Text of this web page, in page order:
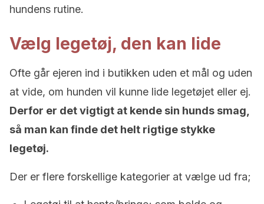
hundens rutine.
Vælg legetøj, den kan lide
Ofte går ejeren ind i butikken uden et mål og uden
at vide, om hunden vil kunne lide legetøjet eller ej.
Derfor er det vigtigt at kende sin hunds smag,
så man kan finde det helt rigtige stykke
legetøj.
Der er flere forskellige kategorier at vælge ud fra;